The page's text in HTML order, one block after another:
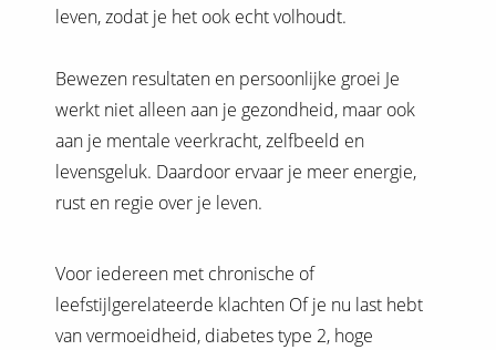
leven, zodat je het ook echt volhoudt.
Bewezen resultaten en persoonlijke groei Je
werkt niet alleen aan je gezondheid, maar ook
aan je mentale veerkracht, zelfbeeld en
levensgeluk. Daardoor ervaar je meer energie,
rust en regie over je leven.
Voor iedereen met chronische of
leefstijlgerelateerde klachten Of je nu last hebt
van vermoeidheid, diabetes type 2, hoge